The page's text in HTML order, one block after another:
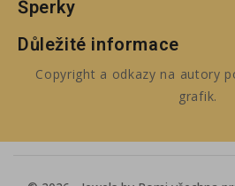
Šperky
Důležité informace
Copyright a odkazy na autory
grafik.